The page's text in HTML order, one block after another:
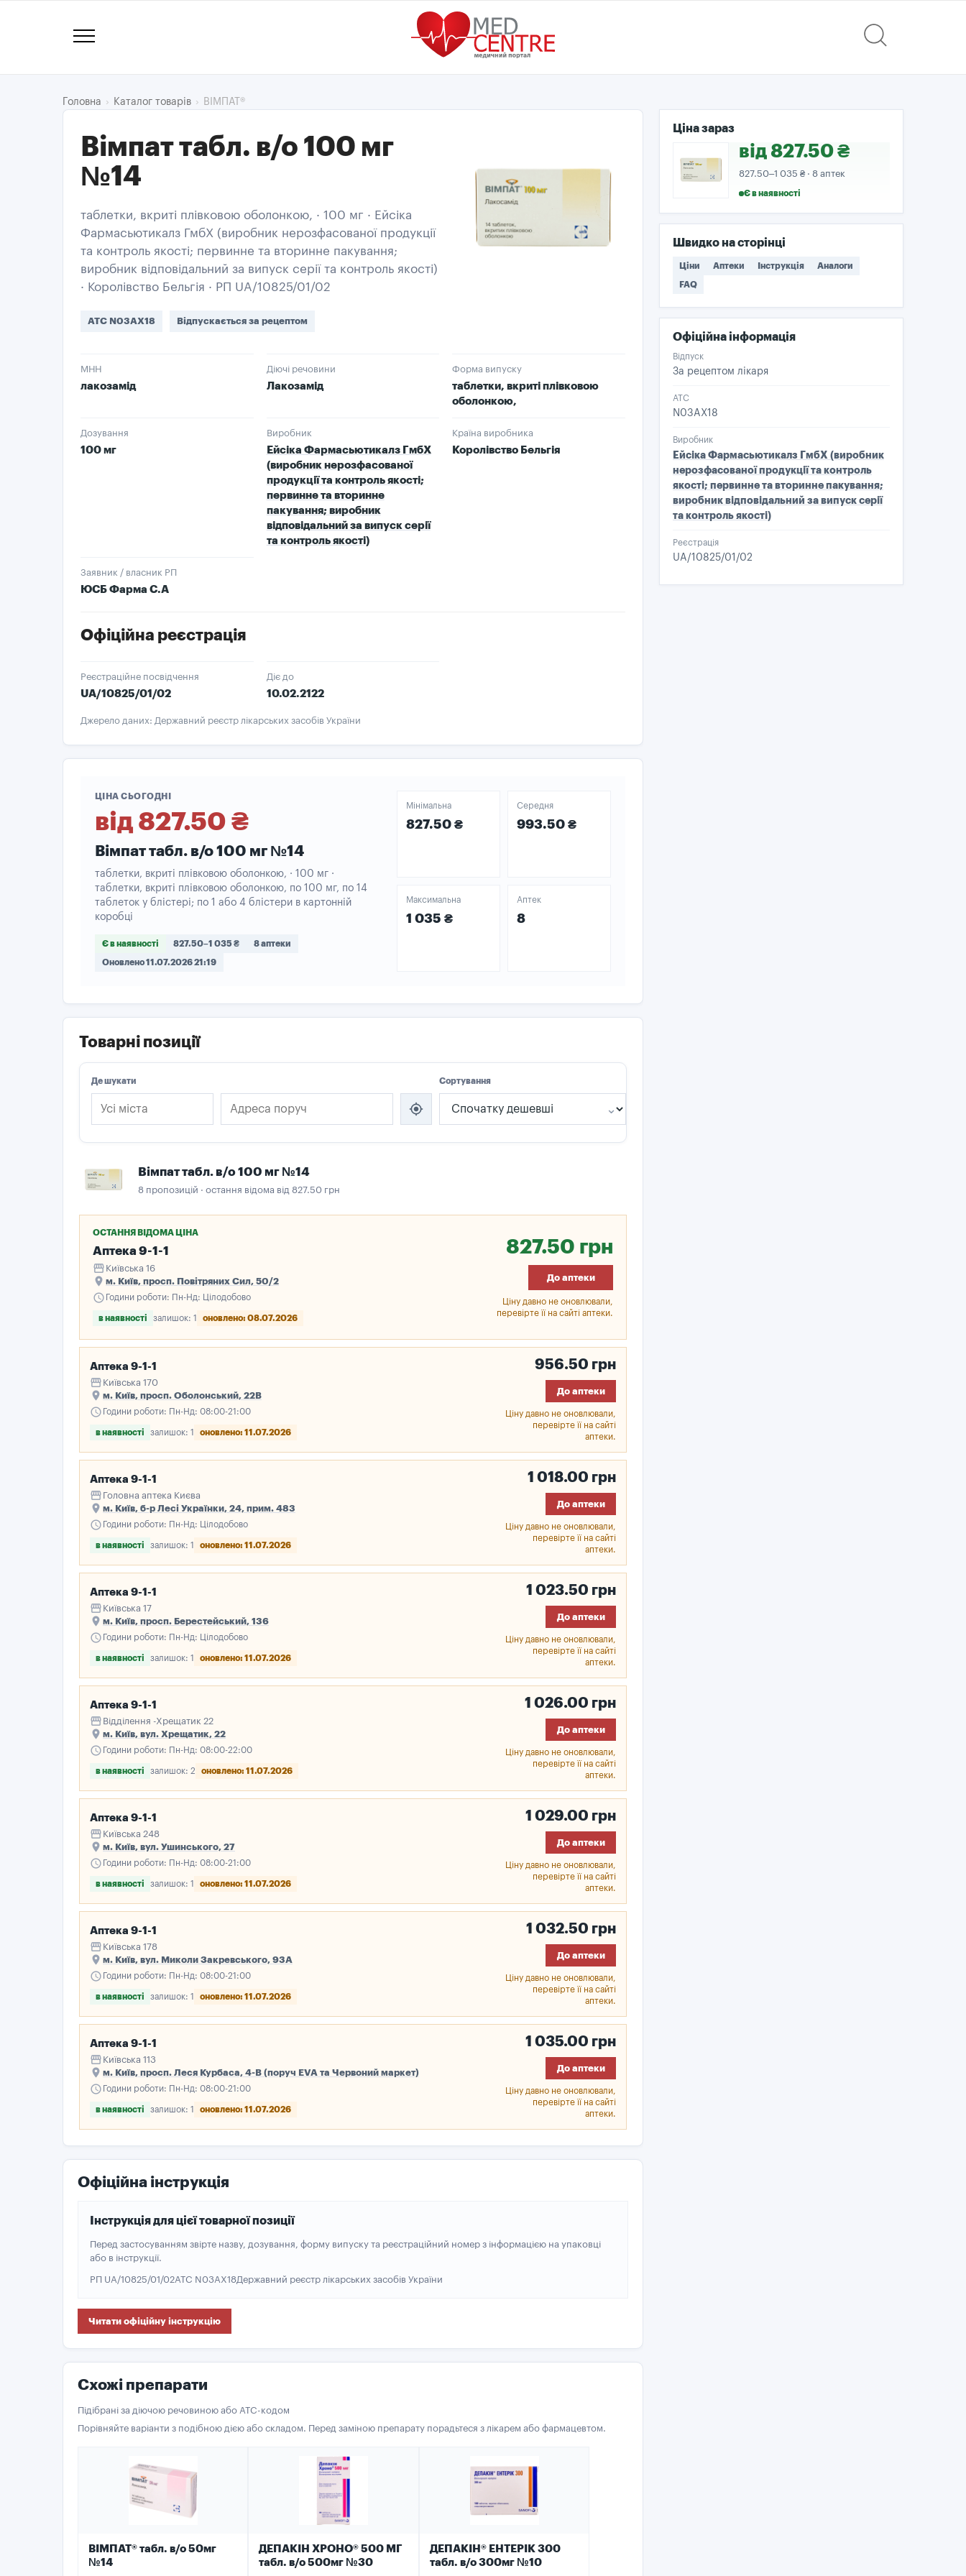
Головна Каталог товарів ВІМПАТ®
Вімпат табл. в/о 100 мг
№14
таблетки, вкриті плівковою оболонкою, · 100 мг · Ейсіка
Фармасьютикалз ГмбХ (виробник нерозфасованої продукції
та контроль якості; первинне та вторинне пакування;
виробник відповідальний за випуск серії та контроль якості)
· Королівство Бельгія · РП UA/10825/01/02
ATC N03AX18 Відпускається за рецептом
МНН
лакозамід
Діючі речовини
Лакозамід
Форма випуску
таблетки, вкриті плівковою
оболонкою,
Дозування
100 мг
Виробник
Ейсіка Фармасьютикалз ГмбХ
(виробник нерозфасованої
продукції та контроль якості;
первинне та вторинне
пакування; виробник
відповідальний за випуск серії
та контроль якості)
Країна виробника
Королівство Бельгія
Заявник / власник РП
ЮСБ Фарма С.А
Офіційна реєстрація
Реєстраційне посвідчення
UA/10825/01/02
Діє до
10.02.2122
Джерело даних: Державний реєстр лікарських засобів України
ЦІНА СЬОГОДНІ
від 827.50 ₴
Вімпат табл. в/о 100 мг №14
таблетки, вкриті плівковою оболонкою, · 100 мг ·
таблетки, вкриті плівковою оболонкою, по 100 мг, по 14
таблеток у блістері; по 1 або 4 блістери в картонній
коробці
Є в наявності 827.50–1 035 ₴ 8 аптеки
Оновлено 11.07.2026 21:19
Мінімальна
827.50 ₴
Середня
993.50 ₴
Максимальна
1 035 ₴
Аптек
8
Товарні позиції
Де шукати Сортування
my_location
Вімпат табл. в/о 100 мг №14
8 пропозицій · остання відома від 827.50 грн
ОСТАННЯ ВІДОМА ЦІНА
Аптека 9-1-1
storefront Київська 16
place м. Київ, просп. Повітряних Сил, 50/2
schedule Години роботи: Пн-Нд: Цілодобово
в наявності залишок: 1 оновлено: 08.07.2026
827.50 грн
До аптеки
Ціну давно не оновлювали,
перевірте її на сайті аптеки.
Аптека 9-1-1
storefront Київська 170
place м. Київ, просп. Оболонський, 22В
schedule Години роботи: Пн-Нд: 08:00-21:00
в наявності залишок: 1 оновлено: 11.07.2026
956.50 грн
До аптеки
Ціну давно не оновлювали,
перевірте її на сайті
аптеки.
Аптека 9-1-1
storefront Головна аптека Києва
place м. Київ, б-р Лесі Українки, 24, прим. 483
schedule Години роботи: Пн-Нд: Цілодобово
в наявності залишок: 1 оновлено: 11.07.2026
1 018.00 грн
До аптеки
Ціну давно не оновлювали,
перевірте її на сайті
аптеки.
Аптека 9-1-1
storefront Київська 17
place м. Київ, просп. Берестейський, 136
schedule Години роботи: Пн-Нд: Цілодобово
в наявності залишок: 1 оновлено: 11.07.2026
1 023.50 грн
До аптеки
Ціну давно не оновлювали,
перевірте її на сайті
аптеки.
Аптека 9-1-1
storefront Відділення -Хрещатик 22
place м. Київ, вул. Хрещатик, 22
schedule Години роботи: Пн-Нд: 08:00-22:00
в наявності залишок: 2 оновлено: 11.07.2026
1 026.00 грн
До аптеки
Ціну давно не оновлювали,
перевірте її на сайті
аптеки.
Аптека 9-1-1
storefront Київська 248
place м. Київ, вул. Ушинського, 27
schedule Години роботи: Пн-Нд: 08:00-21:00
в наявності залишок: 1 оновлено: 11.07.2026
1 029.00 грн
До аптеки
Ціну давно не оновлювали,
перевірте її на сайті
аптеки.
Аптека 9-1-1
storefront Київська 178
place м. Київ, вул. Миколи Закревського, 93А
schedule Години роботи: Пн-Нд: 08:00-21:00
в наявності залишок: 1 оновлено: 11.07.2026
1 032.50 грн
До аптеки
Ціну давно не оновлювали,
перевірте її на сайті
аптеки.
Аптека 9-1-1
storefront Київська 113
place м. Київ, просп. Леся Курбаса, 4-В (поруч EVA та Червоний маркет)
schedule Години роботи: Пн-Нд: 08:00-21:00
в наявності залишок: 1 оновлено: 11.07.2026
1 035.00 грн
До аптеки
Ціну давно не оновлювали,
перевірте її на сайті
аптеки.
Офіційна інструкція
Інструкція для цієї товарної позиції
Перед застосуванням звірте назву, дозування, форму випуску та реєстраційний номер з інформацією на упаковці
або в інструкції.
РП UA/10825/01/02ATC N03AX18Державний реєстр лікарських засобів України
Читати офіційну інструкцію
Схожі препарати
Підібрані за діючою речовиною або ATC-кодом
Порівняйте варіанти з подібною дією або складом. Перед заміною препарату порадьтеся з лікарем або фармацевтом.
ВІМПАТ® табл. в/о 50мг
№14
ДЕПАКІН ХРОНО® 500 МГ
табл. в/о 500мг №30
ДЕПАКІН® ЕНТЕРІК 300
табл. в/о 300мг №10
Ціна зараз
від 827.50 ₴
827.50–1 035 ₴ · 8 аптек
Є в наявності
Швидко на сторінці
Ціни Аптеки Інструкція Аналоги
FAQ
Офіційна інформація
Відпуск
За рецептом лікаря
ATC
N03AX18
Виробник
Ейсіка Фармасьютикалз ГмбХ (виробник
нерозфасованої продукції та контроль
якості; первинне та вторинне пакування;
виробник відповідальний за випуск серії
та контроль якості)
Реєстрація
UA/10825/01/02